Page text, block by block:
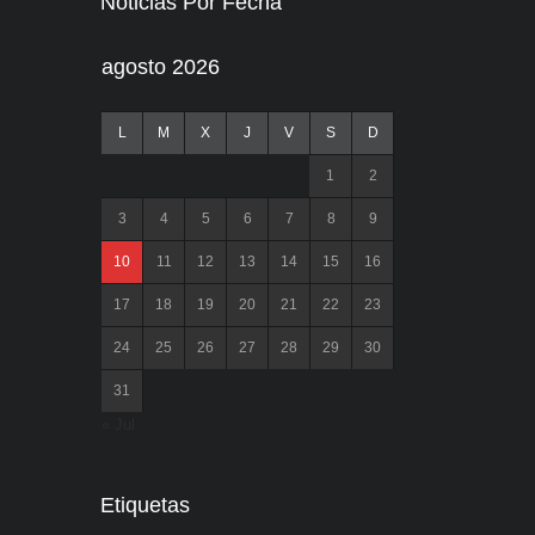
agosto 2026
L M X J V S D
1 2
3 4 5 6 7 8 9
10 11 12 13 14 15 16
17 18 19 20 21 22 23
24 25 26 27 28 29 30
31
Etiquetas